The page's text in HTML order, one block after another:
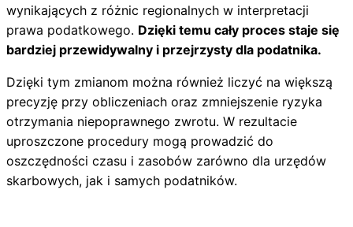
wynikających z różnic regionalnych w interpretacji
prawa podatkowego. Dzięki temu cały proces staje się
bardziej przewidywalny i przejrzysty dla podatnika.
Dzięki tym zmianom można również liczyć na większą
precyzję przy obliczeniach oraz zmniejszenie ryzyka
otrzymania niepoprawnego zwrotu. W rezultacie
uproszczone procedury mogą prowadzić do
oszczędności czasu i zasobów zarówno dla urzędów
skarbowych, jak i samych podatników.